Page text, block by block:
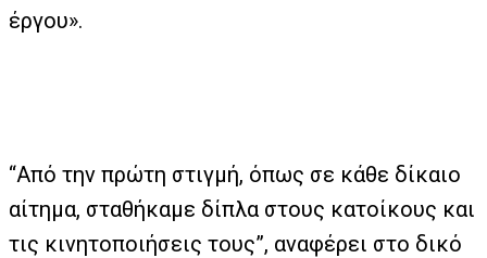
έργου».
“Από την πρώτη στιγμή, όπως σε κάθε δίκαιο
αίτημα, σταθήκαμε δίπλα στους κατοίκους και
τις κινητοποιήσεις τους”, αναφέρει στο δικό